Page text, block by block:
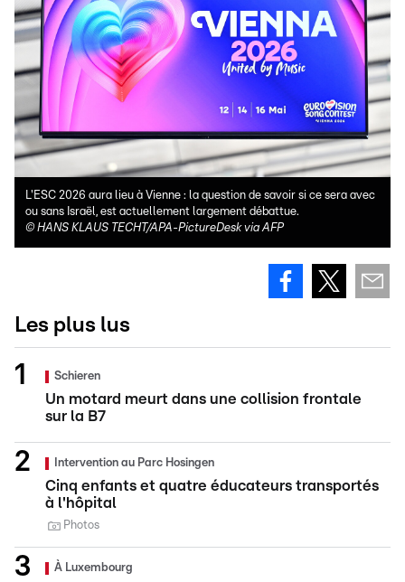
L'ESC 2026 aura lieu à Vienne : la question de savoir si ce sera avec
ou sans Israël, est actuellement largement débattue.
© HANS KLAUS TECHT/APA-PictureDesk via AFP
Les plus lus
Schieren
Un motard meurt dans une collision frontale
sur la B7
Intervention au Parc Hosingen
Cinq enfants et quatre éducateurs transportés
à l'hôpital
Photos
À Luxembourg